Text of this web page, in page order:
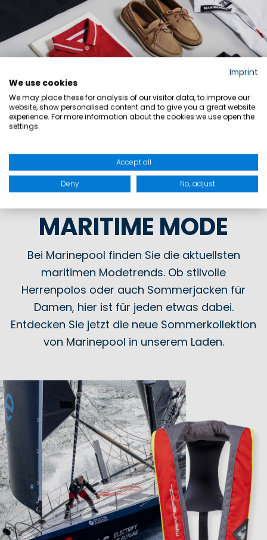
MARITIME MODE
Bei Marinepool finden Sie die aktuellsten
maritimen Modetrends. Ob stilvolle
Herrenpolos oder auch Sommerjacken für
Damen, hier ist für jeden etwas dabei.
Entdecken Sie jetzt die neue Sommerkollektion
von Marinepool in unserem Laden.
Imprint
We use cookies
We may place these for analysis of our visitor data, to improve our
website, show personalised content and to give you a great website
experience. For more information about the cookies we use open the
settings.
Accept all
Deny No, adjust